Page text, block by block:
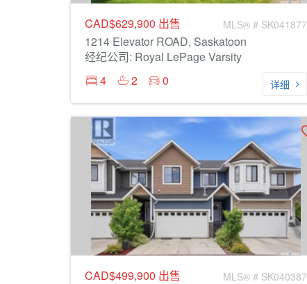
CAD$629,900 出售 MLS® # SK041877
1214 Elevator ROAD, Saskatoon
经纪公司: Royal LePage Varsity
4
2 0 详细
CAD$499,900 出售 MLS® # SK040387